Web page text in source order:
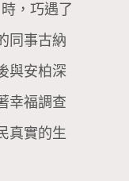
，巧遇了
同事古納
與安柏深
幸福調查
真實的生